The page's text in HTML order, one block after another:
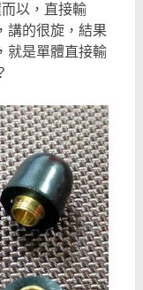
以，直接輸
講的很旋，結果
就是單體直接輸